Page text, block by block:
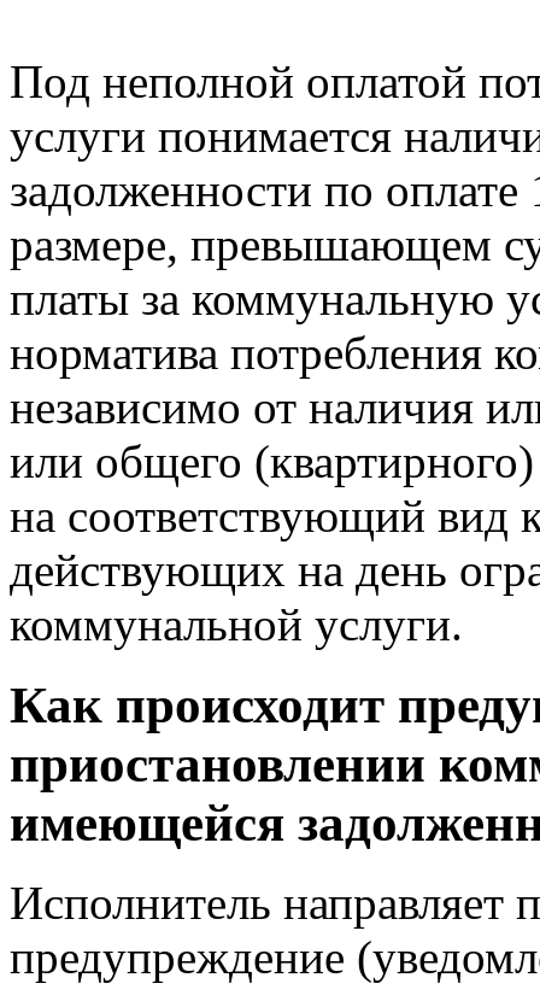
Под неполной оплатой
услуги понимается
задолженности по
размере, превышающем
платы за коммунальную
норматива потребления
независимо от наличия
или общего
на соответствующий вид
действующих на день
коммунальной услуги.
Как происходит
приостановлении
имеющейся
Исполнитель направляет
предупреждение